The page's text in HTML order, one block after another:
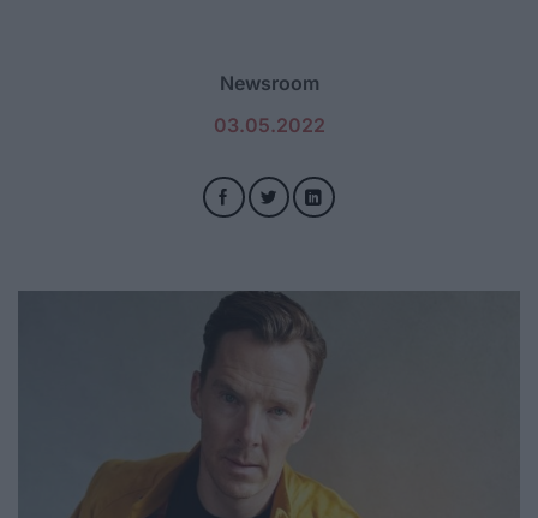
Newsroom
03.05.2022